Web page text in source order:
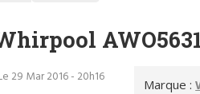
Marque :
29 Mar 2016 - 20h16